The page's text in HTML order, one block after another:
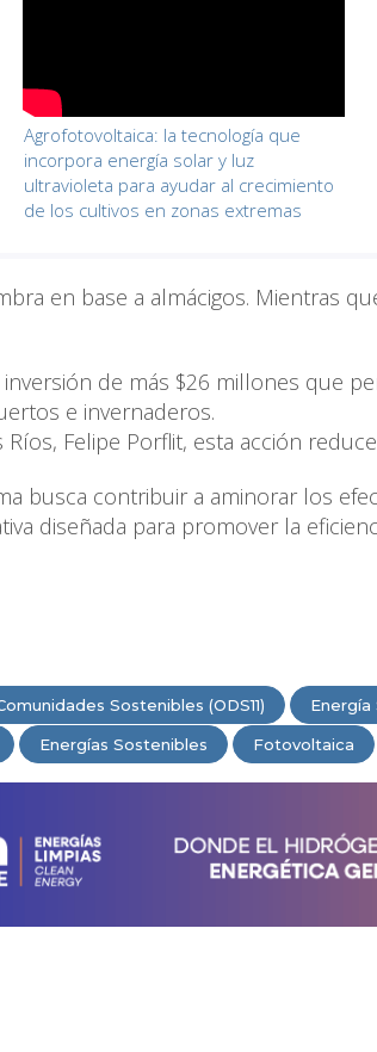
Agrofotovoltaica: la tecnología que
incorpora energía solar y luz
ultravioleta para ayudar al crecimiento
de los cultivos en zonas extremas
en base a almácigos. Mientras
de más $26 millones que
e invernaderos.
Ríos, Felipe Porflit, esta acción
busca contribuir a aminorar los
diseñada para promover la
Sostenibles (ODS11) Energía
Energías Sostenibles Fotovoltaica